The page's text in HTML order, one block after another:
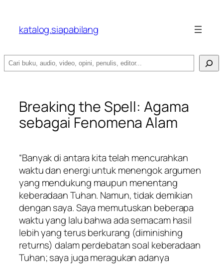
katalog.siapabilang
Search
Breaking the Spell: Agama
sebagai Fenomena Alam
“Banyak di antara kita telah mencurahkan
waktu dan energi untuk menengok argumen
yang mendukung maupun menentang
keberadaan Tuhan. Namun, tidak demikian
dengan saya. Saya memutuskan beberapa
waktu yang lalu bahwa ada semacam hasil
lebih yang terus berkurang (diminishing
returns) dalam perdebatan soal keberadaan
Tuhan; saya juga meragukan adanya